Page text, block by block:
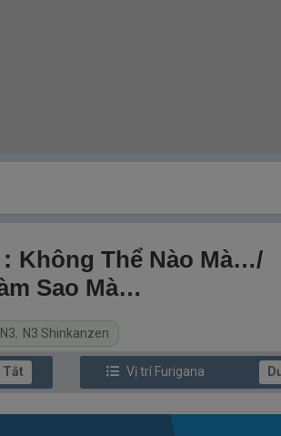
Không Thể Nào Mà…/
Sao Mà…
, N3 Shinkanzen
Tắt Vị trí Furigana